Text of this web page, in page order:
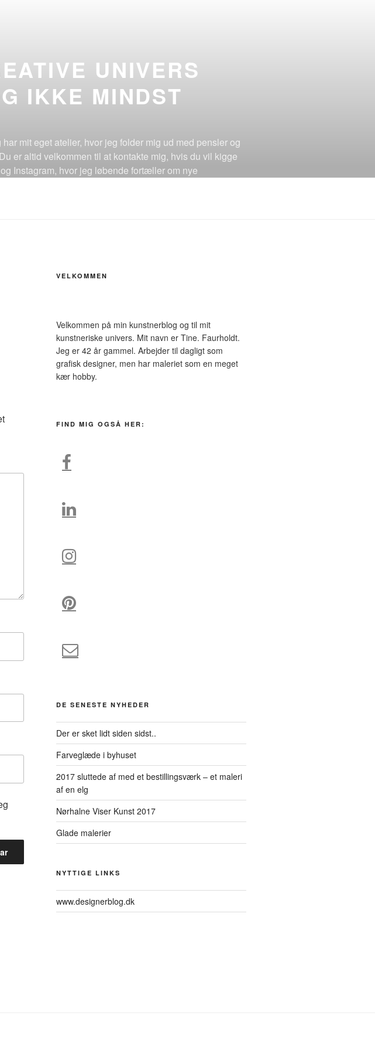
UNIVERS
IKKE MINDST
mit eget atelier, hvor jeg folder mig ud med pensler og
er altid velkommen til at kontakte mig, hvis du vil kigge
Instagram, hvor jeg løbende fortæller om nye
VELKOMMEN
Velkommen på min kunstnerblog og til mit
kunstneriske univers. Mit navn er Tine. Faurholdt.
Jeg er 42 år gammel. Arbejder til dagligt som
grafisk designer, men har maleriet som en meget
kær hobby.
FIND MIG OGSÅ HER:
DE SENESTE NYHEDER
Der er sket lidt siden sidst..
Farveglæde i byhuset
2017 sluttede af med et bestillingsværk – et maleri
af en elg
Nørhalne Viser Kunst 2017
Glade malerier
NYTTIGE LINKS
www.designerblog.dk